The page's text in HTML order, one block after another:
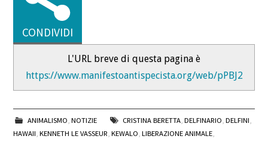
CONDIVIDI
L'URL breve di questa pagina è
https://www.manifestoantispecista.org/web/pPBJ2
ANIMALISMO, NOTIZIE CRISTINA BERETTA, DELFINARIO, DELFINI,
HAWAII,KENNETH LE VASSEUR,KEWALO,LIBERAZIONE ANIMALE,